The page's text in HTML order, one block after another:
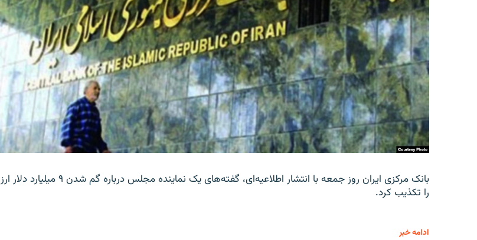
بانک مرکزی ایران روز جمعه با انتشار اطلاعیه‌ای، گفته‌های یک نماینده مجلس درباره گم شدن ۹ میلیارد دلار ارز
را تکذیب کرد.
ادامه خبر